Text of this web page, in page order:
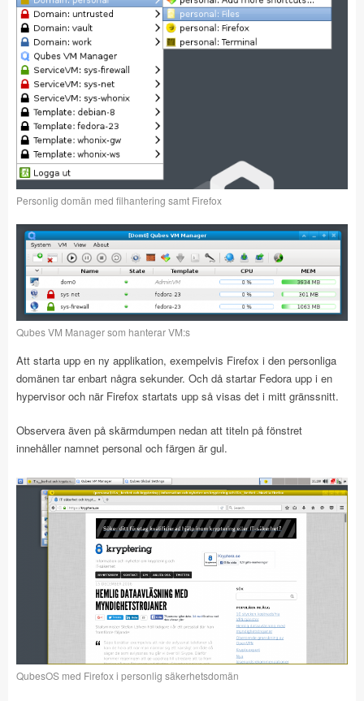
Personlig domän med filhantering samt Firefox
Qubes VM Manager som hanterar VM:s
Att starta upp en ny applikation, exempelvis Firefox i den personliga
domänen tar enbart några sekunder. Och då startar Fedora upp i en
hypervisor och när Firefox startats upp så visas det i mitt gränssnitt.
Observera även på skärmdumpen nedan att titeln på fönstret
innehåller namnet personal och färgen är gul.
QubesOS med Firefox i personlig säkerhetsdomän